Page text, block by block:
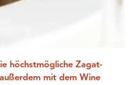
höchstmögliche Zagat-
mit dem Wine